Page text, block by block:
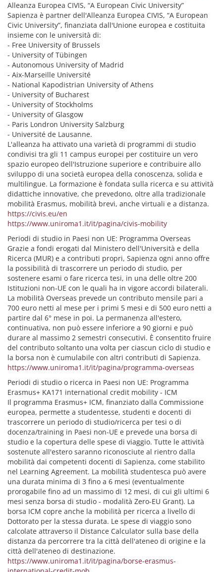
Alleanza Europea CIVIS, “A European Civic University”
Sapienza è partner dell'Alleanza Europea CIVIS, “A European
Civic University”, finanziata dall'Unione europea e costituita
insieme con le università di:
- Free University of Brussels
- University of Tübingen
- Autonomous University of Madrid
- Aix-Marseille Université
- National Kapodistrian University of Athens
- University of Bucharest
- University of Stockholms
- University of Glasgow
- Paris Londron University Salzburg
- Université de Lausanne.
L'alleanza ha attivato una varietà di programmi di studio
condivisi tra gli 11 campus europei per costituire un vero
spazio europeo dell'Istruzione superiore e contribuire allo
sviluppo di una società europea della conoscenza, solida e
multilingue. La formazione è fondata sulla ricerca e su attività
didattiche innovative, che prevedono, oltre alla tradizionale
mobilità Erasmus, mobilità brevi, anche virtuali e a distanza.
https://civis.eu/en
https://www.uniroma1.it/it/pagina/civis-mobility
Periodi di studio in Paesi non UE: Programma Overseas
Grazie a fondi erogati dal Ministero dell'Università e della
Ricerca (MUR) e a contributi propri, Sapienza ogni anno offre
la possibilità di trascorrere un periodo di studio, per
sostenere esami o fare ricerca tesi, in una delle oltre 200
Istituzioni non-UE con le quali ha in vigore accordi bilaterali.
La mobilità Overseas prevede un contributo mensile pari a
700 euro netti al mese per i primi 5 mesi e di 500 euro netti a
partire dal 6° mese in poi. La permanenza all'estero,
continuativa, non può essere inferiore a 90 giorni e può
durare al massimo 2 semestri consecutivi. È consentito fruire
del contributo soltanto una volta per ciascun ciclo di studio e
la borsa non è cumulabile con altri contributi di Sapienza.
https://www.uniroma1.it/it/pagina/programma-overseas
Periodi di studio o ricerca in Paesi non UE: Programma
Erasmus+ KA171 international credit mobility - ICM
Il programma Erasmus+ ICM, finanziato dalla Commissione
europea, permette a studentesse, studenti e docenti di
trascorrere un periodo di studio/ricerca per tesi o di
docenza/training in Paesi non-UE e prevede una borsa di
studio e la copertura delle spese di viaggio. Tutte le attività
sostenute all'estero saranno riconosciute al rientro dalla
mobilità dai competenti docenti di Sapienza, come stabilito
nel Learning Agreement. La mobilità studentesca può avere
una durata minima di 3 fino a 6 mesi (eventualmente
prorogabile fino ad un massimo di 12 mesi, di cui gli ultimi 6
mesi senza borsa di studio - modalità Zero-EU Grant). La
borsa ICM copre anche la mobilità per ricerca a livello di
Dottorato per la stessa durata. Le spese di viaggio sono
calcolate attraverso il Distance Calculator sulla base della
distanza da percorrere tra la città dell'ateneo di origine e la
città dell'ateneo di destinazione.
https://www.uniroma1.it/it/pagina/borse-erasmus-